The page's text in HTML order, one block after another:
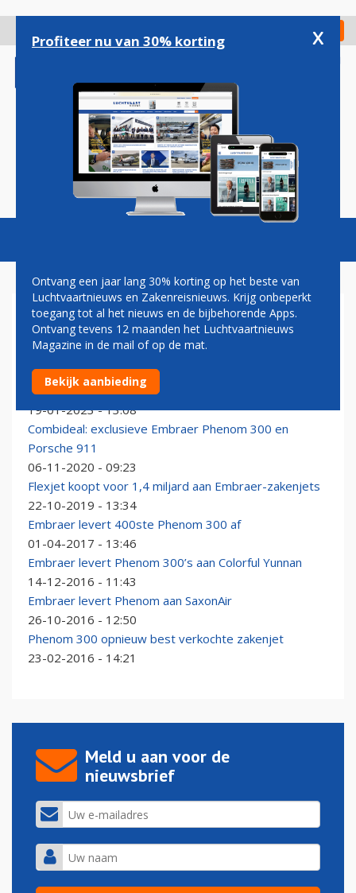
gaan
Check in
Magazine Podcasts Vacatures
PHENOM 300
Embraer gaat Phenom 300 zakenjet aanbieden als
ambulancevliegtuig
19-01-2023 - 13:08
Combideal: exclusieve Embraer Phenom 300 en
Porsche 911
06-11-2020 - 09:23
Flexjet koopt voor 1,4 miljard aan Embraer-zakenjets
22-10-2019 - 13:34
Embraer levert 400ste Phenom 300 af
01-04-2017 - 13:46
Embraer levert Phenom 300’s aan Colorful Yunnan
14-12-2016 - 11:43
Embraer levert Phenom aan SaxonAir
26-10-2016 - 12:50
Phenom 300 opnieuw best verkochte zakenjet
23-02-2016 - 14:21
Meld u aan voor de
nieuwsbrief
Profiteer nu van 30% korting x
Ontvang een jaar lang 30% korting op het beste van
Luchtvaartnieuws en Zakenreisnieuws. Krijg onbeperkt
toegang tot al het nieuws en de bijbehorende Apps.
Ontvang tevens 12 maanden het Luchtvaartnieuws
Magazine in de mail of op de mat.
Bekijk aanbieding